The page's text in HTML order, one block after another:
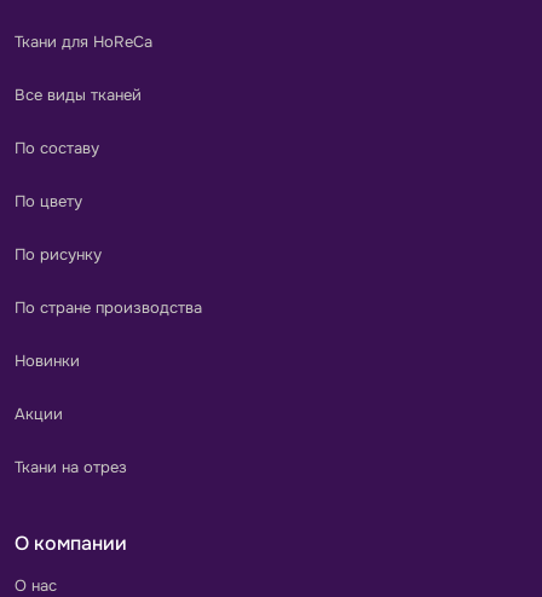
Ткани для HoReCa
Все виды тканей
По составу
По цвету
По рисунку
По стране производства
Новинки
Акции
Ткани на отрез
О компании
О нас